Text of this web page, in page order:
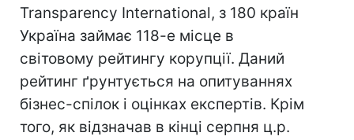
Transparency International, з 180 країн
Україна займає 118-е місце в
світовому рейтингу корупції. Даний
рейтинг ґрунтується на опитуваннях
бізнес-спілок і оцінках експертів. Крім
того, як відзначав в кінці серпня ц.р.